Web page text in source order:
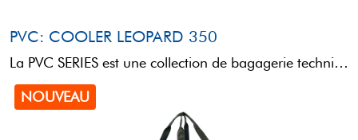
PVC: COOLER LEOPARD 350
La PVC SERIES est une collection de bagagerie technique conçue pour le transport et le rangement de ...
NOUVEAU